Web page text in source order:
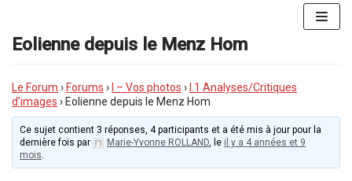
au
contenu
Eolienne depuis le Menz Hom
Le Forum › Forums › I – Vos photos ›
I.1 Analyses/Critiques
d’images › Eolienne depuis le Menz Hom
Ce sujet contient 3 réponses, 4 participants et a été mis à jour pour la
dernière fois par
Marie-Yvonne ROLLAND, le il y a 4 années et 9
mois.